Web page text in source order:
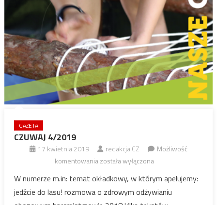
GAZETA
CZUWAJ 4/2019
17 kwietnia 2019 redakcja CZ
Możliwość
komentowaniaCZUWAJ
została wyłączona
W numerze m.in: temat okładkowy, w którym apelujemy:
jedźcie do lasu! rozmowa o zdrowym odżywianiu